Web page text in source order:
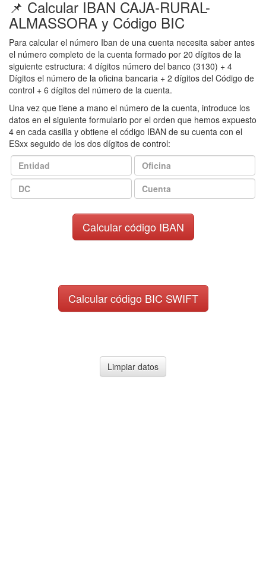
📌 Calcular IBAN CAJA-RURAL-
ALMASSORA y Código BIC
Para calcular el número Iban de una cuenta necesita saber antes
el número completo de la cuenta formado por 20 dígitos de la
siguiente estructura: 4 dígitos número del banco (3130) + 4
Dígitos el número de la oficina bancaria + 2 dígitos del Código de
control + 6 dígitos del número de la cuenta.
Una vez que tiene a mano el número de la cuenta, introduce los
datos en el siguiente formulario por el orden que hemos expuesto
4 en cada casilla y obtiene el código IBAN de su cuenta con el
ESxx seguido de los dos dígitos de control: